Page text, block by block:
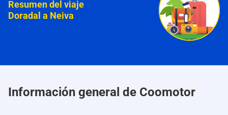
Resumen del viaje
Doradal a Neiva
Información general de Coomotor